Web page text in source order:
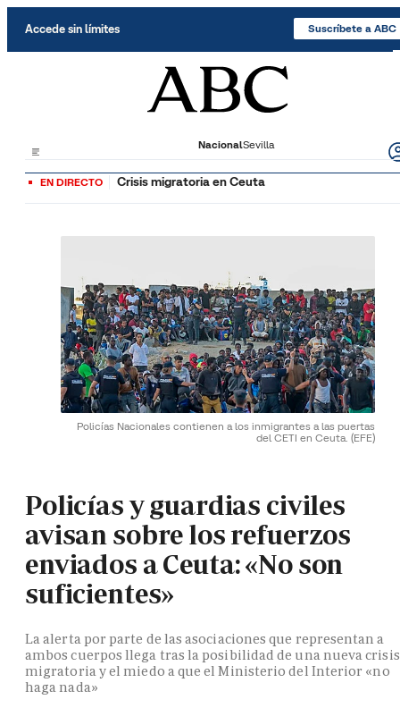
Accede sin límites Suscríbete a ABC
NacionalSevilla
EN DIRECTO Crisis migratoria en Ceuta
Policías Nacionales contienen a los inmigrantes a las puertas
del CETI en Ceuta. (EFE)
Policías y guardias civiles
avisan sobre los refuerzos
enviados a Ceuta: «No son
suficientes»
La alerta por parte de las asociaciones que representan a
ambos cuerpos llega tras la posibilidad de una nueva crisis
migratoria y el miedo a que el Ministerio del Interior «no
haga nada»